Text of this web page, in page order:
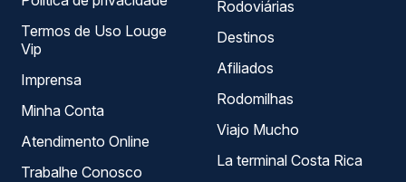
Termos de Uso Louge
Vip
Imprensa
Minha Conta
Atendimento Online
Trabalhe Conosco
Rodoviárias
Destinos
Afiliados
Rodomilhas
Viajo Mucho
La terminal Costa Rica